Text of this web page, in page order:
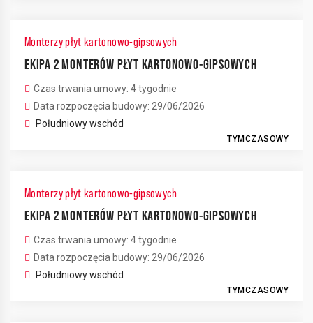
Monterzy płyt kartonowo-gipsowych
EKIPA 2 MONTERÓW PŁYT KARTONOWO-GIPSOWYCH
Czas trwania umowy: 4 tygodnie
Data rozpoczęcia budowy: 29/06/2026
Południowy wschód
TYMCZASOWY
Monterzy płyt kartonowo-gipsowych
EKIPA 2 MONTERÓW PŁYT KARTONOWO-GIPSOWYCH
Czas trwania umowy: 4 tygodnie
Data rozpoczęcia budowy: 29/06/2026
Południowy wschód
TYMCZASOWY